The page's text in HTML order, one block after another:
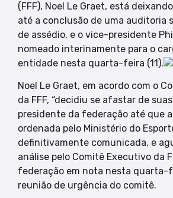
(FFF), Noel Le Graet, está
até a conclusão de uma auditoria
de assédio, e o vice-presidente
nomeado interinamente para o
entidade nesta quarta-feira (11).
Noel Le Graet, em acordo com o
da FFF, “decidiu se afastar de
presidente da federação até que
ordenada pelo Ministério do
definitivamente comunicada, e
análise pelo Comitê Executivo da
federação em nota nesta quarta-
reunião de urgência do comitê.